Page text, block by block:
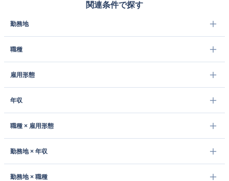
関連条件で探す
勤務地
職種
雇用形態
年収
職種 × 雇用形態
勤務地 × 年収
勤務地 × 職種